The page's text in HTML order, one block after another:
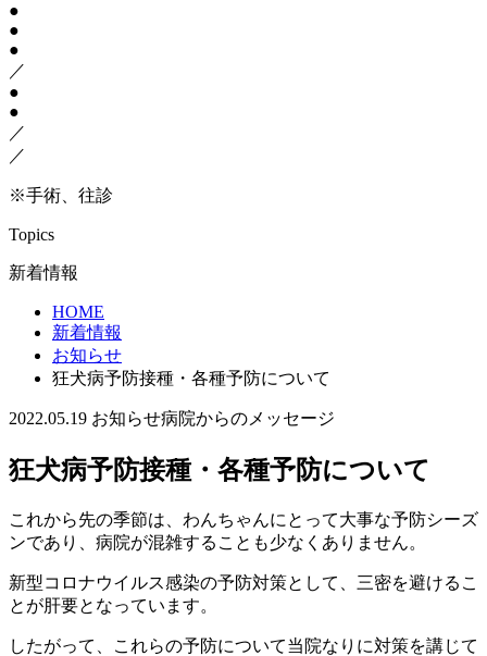
●
●
●
／
●
●
／
／
※手術、往診
Topics
新着情報
HOME
新着情報
お知らせ
狂犬病予防接種・各種予防について
2022.05.19 お知らせ病院からのメッセージ
狂犬病予防接種・各種予防について
これから先の季節は、わんちゃんにとって大事な予防シーズ
ンであり、病院が混雑することも少なくありません。
新型コロナウイルス感染の予防対策として、三密を避けるこ
とが肝要となっています。
したがって、これらの予防について当院なりに対策を講じて